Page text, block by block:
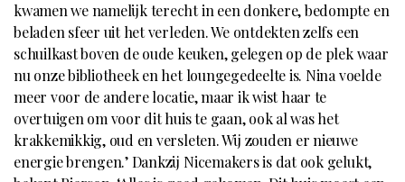
kwamen we namelijk terecht in een donkere, bedompte en
beladen sfeer uit het verleden. We ontdekten zelfs een
schuilkast boven de oude keuken, gelegen op de plek waar
nu onze bibliotheek en het loungegedeelte is. Nina voelde
meer voor de andere locatie, maar ik wist haar te
overtuigen om voor dit huis te gaan, ook al was het
krakkemikkig, oud en versleten. Wij zouden er nieuwe
energie brengen.’ Dankzij Nicemakers is dat ook gelukt,